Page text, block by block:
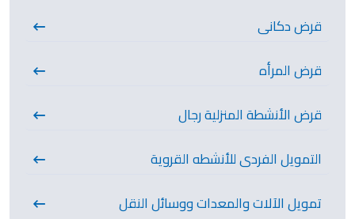
قرض دكانى
قرض المرأه
قرض الأنشطة المنزلية رجال
التمويل الفردى للأنشطه القروية
تمويل الآلات والمعدات ووسائل النقل